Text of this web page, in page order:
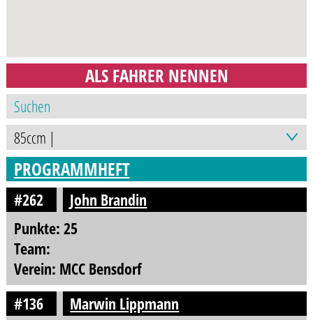
ALS FAHRER NENNEN
PROGRAMMHEFT
#262
John Brandin
Punkte: 25
Team:
Verein: MCC Bensdorf
#136
Marwin Lippmann